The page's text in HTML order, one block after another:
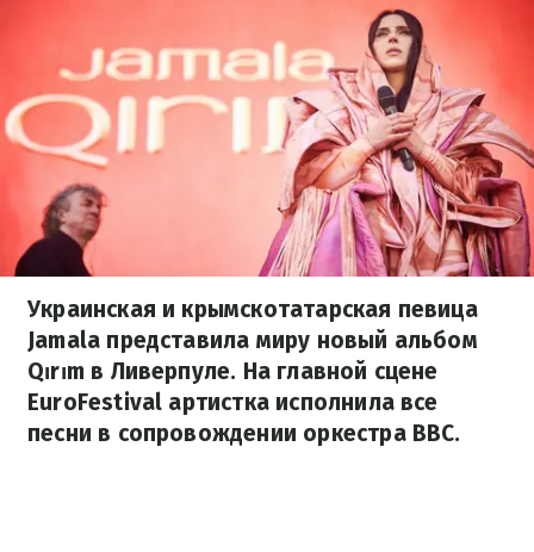
Украинская и крымскотатарская певица
Jamala представила миру новый альбом
Qırım в Ливерпуле. На главной сцене
EuroFestival артистка исполнила все
песни в сопровождении оркестра BBC.